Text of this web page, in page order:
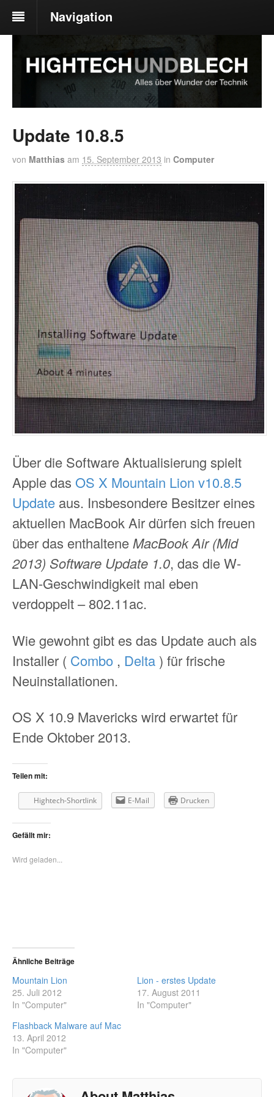
Navigation
Update 10.8.5
von Matthias am 15. September 2013 in Computer
Über die Software Aktualisierung spielt
Apple das OS X Mountain Lion v10.8.5
Update aus. Insbesondere Besitzer eines
aktuellen MacBook Air dürfen sich freuen
über das enthalteneMacBook Air (Mid
2013) Software Update 1.0, das die W-
LAN-Geschwindigkeit mal eben
verdoppelt – 802.11ac.
Wie gewohnt gibt es das Update auch als
Installer ( Combo , Delta ) für frische
Neuinstallationen.
OS X 10.9 Mavericks wird erwartet für
Ende Oktober 2013.
Teilen mit:
Hightech-Shortlink E-Mail Drucken
Gefällt mir:
Wird geladen...
Ähnliche Beiträge
Mountain Lion
25. Juli 2012
In "Computer"
Lion - erstes Update
17. August 2011
In "Computer"
Flashback Malware auf Mac
13. April 2012
In "Computer"